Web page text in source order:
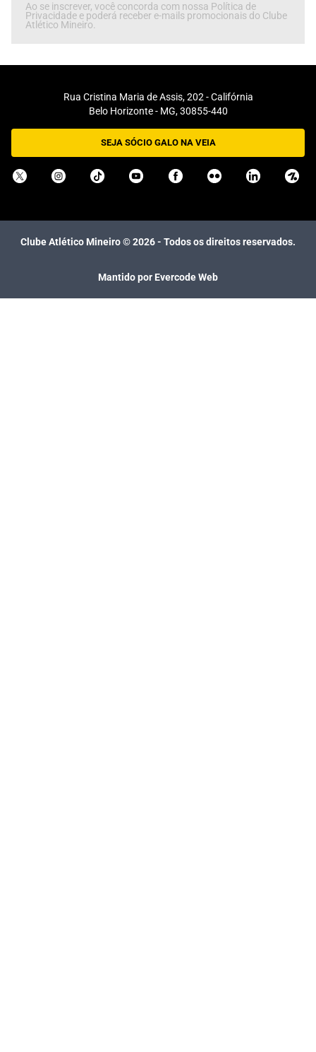
Ao se inscrever, você concorda com nossa Política de
Privacidade e poderá receber e-mails promocionais do Clube
Atlético Mineiro.
Rua Cristina Maria de Assis, 202 - Califórnia
Belo Horizonte - MG, 30855-440
SEJA SÓCIO GALO NA VEIA
Clube Atlético Mineiro ©2026- Todos os direitos reservados.
Mantido por Evercode Web